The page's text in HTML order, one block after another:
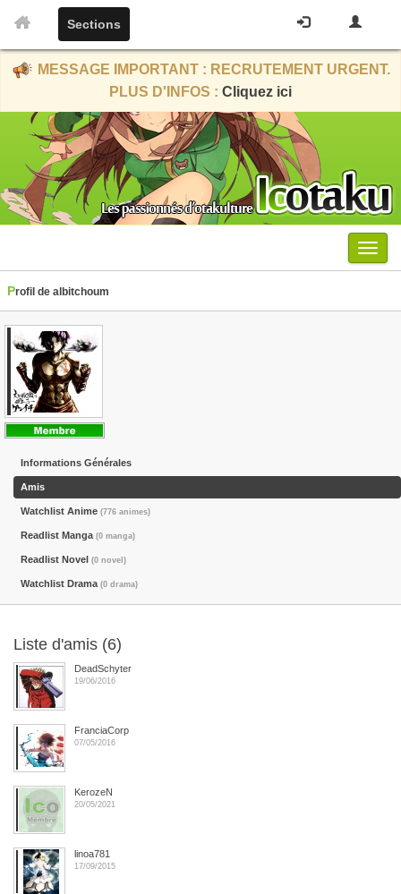
Sections
MESSAGE IMPORTANT : RECRUTEMENT URGENT.
PLUS D'INFOS : Cliquez ici
Menu
Profil de albitchoum
Informations Générales
Amis
Watchlist Anime (776 animes)
Readlist Manga (0 manga)
Readlist Novel (0 novel)
Watchlist Drama (0 drama)
Liste d'amis (6)
DeadSchyter
19/06/2016
FranciaCorp
07/05/2016
KerozeN
20/05/2021
linoa781
17/09/2015